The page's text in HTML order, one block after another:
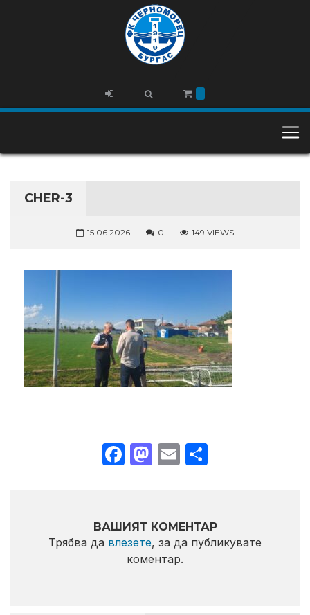
CHER-3
15.06.2026 0 149 VIEWS
Facebook
Mastodon
Email
ВАШИЯТ КОМЕНТАР
Трябва да влезете, за да публикувате
коментар.